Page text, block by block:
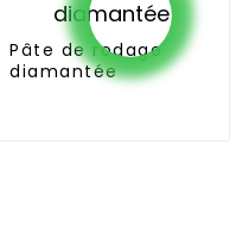
Pâte de rodage
diamantée